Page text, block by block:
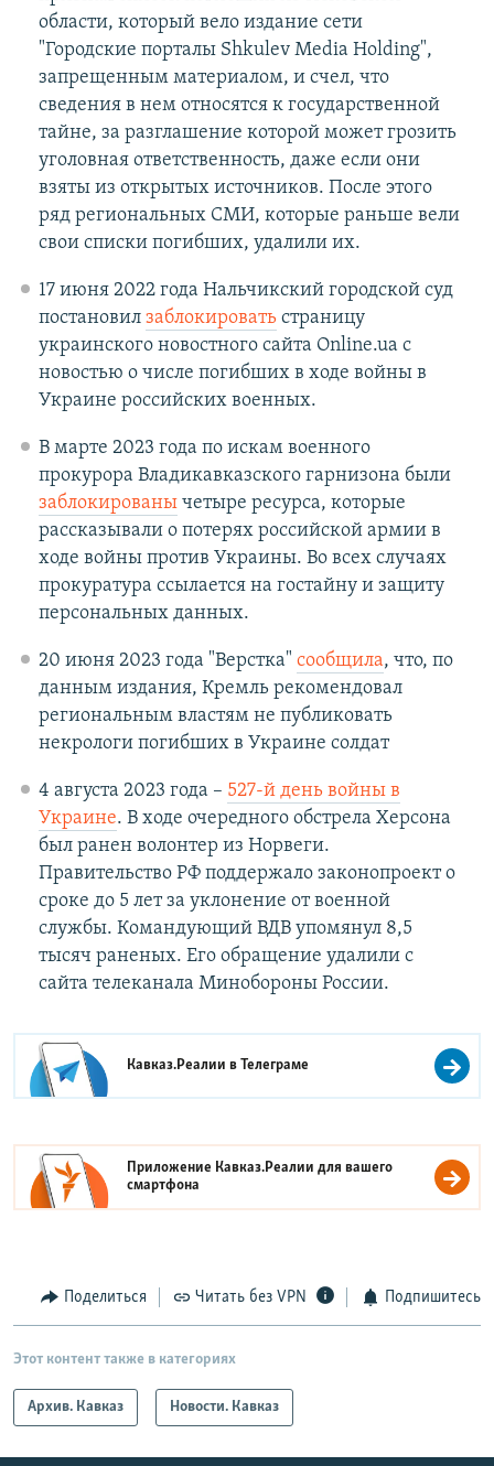
области, который вело издание сети
"Городские порталы Shkulev Media Holding",
запрещенным материалом, и счел, что
сведения в нем относятся к государственной
тайне, за разглашение которой может грозить
уголовная ответственность, даже если они
взяты из открытых источников. После этого
ряд региональных СМИ, которые раньше вели
свои списки погибших, удалили их.
17 июня 2022 года Нальчикский городской суд
постановил заблокироватьстраницу
украинского новостного сайта Оnline.ua с
новостью о числе погибших в ходе войны в
Украине российских военных.
В марте 2023 года по искам военного
прокурора Владикавказского гарнизона были
заблокированычетыре ресурса, которые
рассказывали о потерях российской армии в
ходе войны против Украины. Во всех случаях
прокуратура ссылается на гостайну и защиту
персональных данных.
20 июня 2023 года "Верстка" сообщила, что, по
данным издания, Кремль рекомендовал
региональным властям не публиковать
некрологи погибших в Украине солдат
4 августа 2023 года – 527-й день войны в
Украине. В ходе очередного обстрела Херсона
был ранен волонтер из Норвеги.
Правительство РФ поддержало законопроект о
сроке до 5 лет за уклонение от военной
службы. Командующий ВДВ упомянул 8,5
тысяч раненых. Его обращение удалили с
сайта телеканала Минобороны России.
Кавказ.Реалии вТелеграме
Приложение Кавказ.Реалии для вашего
смартфона
Поделиться Читать без VPN Подпишитесь
Этот контент также в категориях
Архив. Кавказ Новости. Кавказ